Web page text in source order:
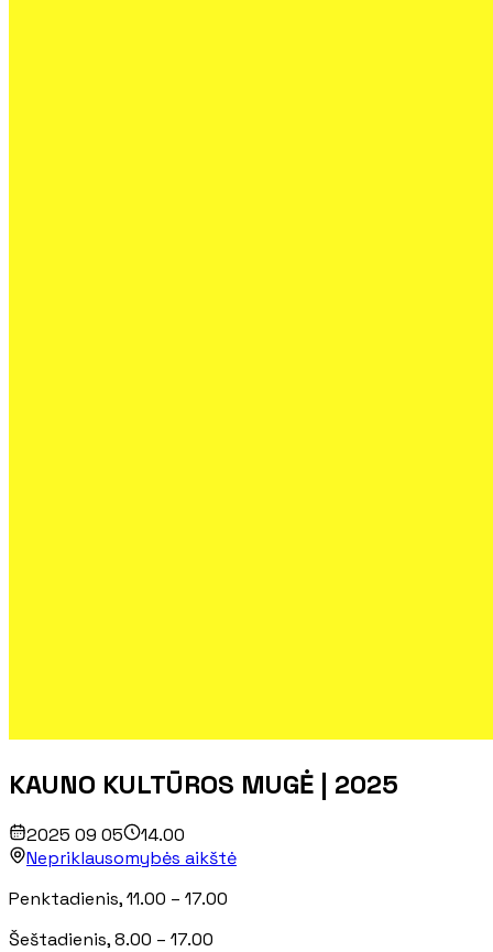
KAUNO KULTŪROS MUGĖ | 2025
2025 09 05
14.00
Nepriklausomybės aikštė
Penktadienis, 11.00 – 17.00
Šeštadienis, 8.00 – 17.00